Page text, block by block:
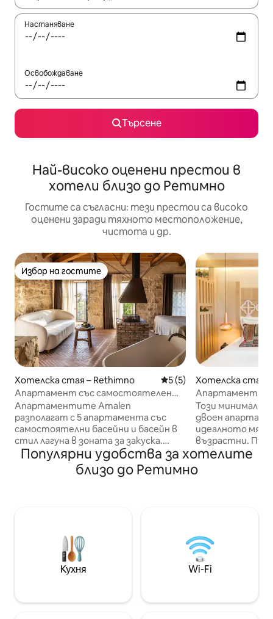
Настаняване
Освобождаване
Търсене
Най-високо оценени престои в
хотели близо до Ретимно
Гостите са съгласни: тези престои са високо
оценени заради тяхното местоположение,
чистота и др.
Избор на гостите
Избор на гостите
Хотелска стая – Rethimno Средна оценка: 5 от 5,
5 (5)
Апартамент със самостоятелен
басейн на горния етаж | Само за
възрастни
Апартаментите Amalen
разполагат с 5 апартамента със
самостоятелни басейни и басейн в
стил лагуна в зоната за закуска.
Разположен в стария град на
Ретимно и идеална дестинация за
двойки и младоженци. Оригиналните
за баня, безплатни тоалетни
принадлежности , безплатен Wi - Fi,
плоскоекранен телевизор Закуска с
местни продукти е осигурена на
насладите на питие или лека
Хотелска стая
Апартамент
– само за
Този минимален
двоен
идеалното
възрастни.
и се насладете
Включена е
традиционни
достъп до най -
на Стария град,
Популярни удобства за хотелите
близо до Ретимно
Кухня Wi-Fi